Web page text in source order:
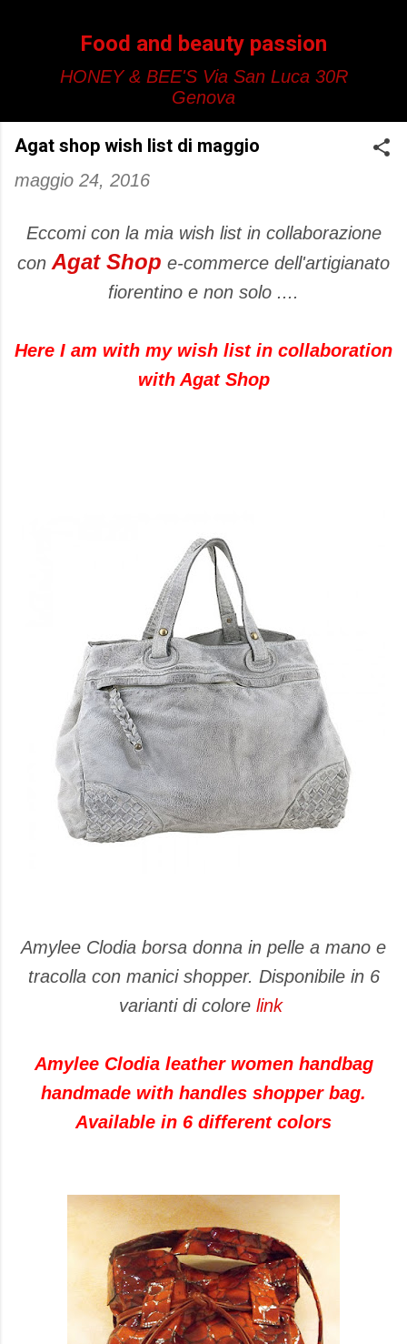
Food and beauty passion
HONEY & BEE'S Via San Luca 30R
Genova
Agat shop wish list di maggio
maggio 24, 2016
Eccomi con la mia wish list in collaborazione
con Agat Shop e-commerce dell'artigianato
fiorentino e non solo ....
Here I am with my wish list in collaboration
with Agat Shop
Amylee Clodia borsa donna in pelle a mano e
tracolla con manici shopper. Disponibile in 6
varianti di colore link
Amylee Clodia leather women handbag
handmade with handles shopper bag.
Available in 6 different colors